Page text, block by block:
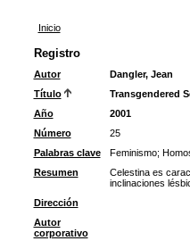
Inicio
Registro
Autor
Dangler, Jean
Título
Transgendered
Año
2001
Número
25
Palabras clave
Feminismo;
Resumen
Celestina es
inclinaciones
Dirección
Autor
corporativo